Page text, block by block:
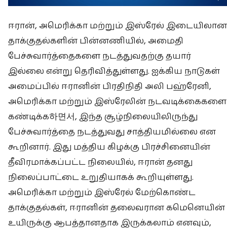
ஈரான், அமெரிக்கா மற்றும் இஸ்ரேல் இடையிலான
தாக்குதல்களின் பின்னணியில், அமைதி
பேச்சுவார்த்தைகளை நடத்துவதற்கு தயார்
இல்லை என்று தெரிவித்துள்ளது. ஐக்கிய நாடுகள்
அமைப்பில் ஈரானின் பிரதிநிதி அலி பஹ்ரேனி,
அமெரிக்கா மற்றும் இஸ்ரேலின் நடவடிக்கைகளை
கண்டிக்க하면서, இந்த சூழ்நிலையிலிருந்து
பேச்சுவார்த்தை நடத்துவது சாத்தியமில்லை என
கூறினார். இது மத்திய கிழக்கு பிரச்சினையின்
தீவிரமாக்கப்பட்ட நிலையில், ஈரான் தனது
நிலைப்பாட்டை உறுதியாகக் கூறியுள்ளது.
அமெரிக்கா மற்றும் இஸ்ரேல் மேற்கொண்ட
தாக்குதல்கள், ஈரானின் தலைவரான கமெனெயின்
உயிருக்கு ஆபத்தானதாக இருக்கலாம் எனவும்,